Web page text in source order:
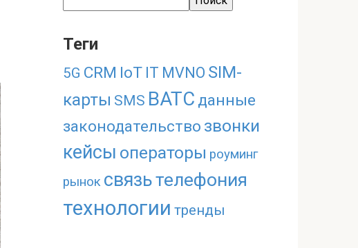
Теги
5G CRM IoT IT MVNO SIM-
карты SMS ВАТС данные
законодательство звонки
кейсы операторы роуминг
рынок связьтелефония
технологии тренды